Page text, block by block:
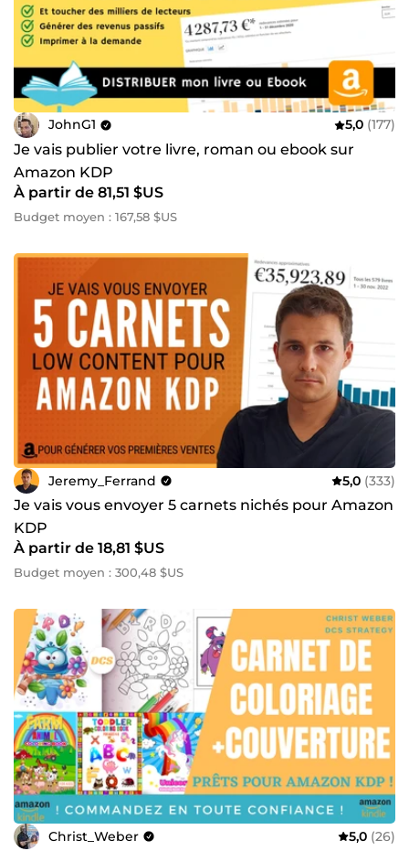
JohnG1 5,0 (177)
Je vais publier votre livre, roman ou ebook sur
Amazon KDP
À partir de 81,51 $US
Budget moyen : 167,58 $US
Jeremy_Ferrand 5,0 (333)
Je vais vous envoyer 5 carnets nichés pour Amazon
KDP
À partir de 18,81 $US
Budget moyen : 300,48 $US
Christ_Weber 5,0 (26)